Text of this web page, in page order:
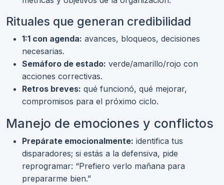
Rituales que generan credibilidad
1:1 con agenda: avances, bloqueos, decisiones
necesarias.
Semáforo de estado: verde/amarillo/rojo con
acciones correctivas.
Retros breves: qué funcionó, qué mejorar,
compromisos para el próximo ciclo.
Manejo de emociones y conflictos
Prepárate emocionalmente: identifica tus
disparadores; si estás a la defensiva, pide
reprogramar: “Prefiero verlo mañana para
prepararme bien.”